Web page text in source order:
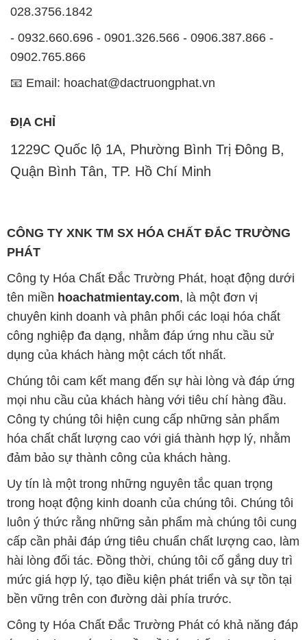
028.3756.1842
- 0932.660.696 - 0901.326.566 - 0906.387.866 -
0902.765.866
📧 Email: hoachat@dactruongphat.vn
ĐỊA CHỈ
1229C Quốc lộ 1A, Phường Bình Trị Đông B,
Quận Bình Tân, TP. Hồ Chí Minh
CÔNG TY XNK TM SX HÓA CHẤT ĐẮC TRƯỜNG
PHÁT
Công ty Hóa Chất Đắc Trường Phát, hoạt động dưới
tên miền hoachatmientay.com, là một đơn vị
chuyên kinh doanh và phân phối các loại hóa chất
công nghiệp đa dạng, nhằm đáp ứng nhu cầu sử
dụng của khách hàng một cách tốt nhất.
Chúng tôi cam kết mang đến sự hài lòng và đáp ứng
mọi nhu cầu của khách hàng với tiêu chí hàng đầu.
Công ty chúng tôi hiện cung cấp những sản phẩm
hóa chất chất lượng cao với giá thành hợp lý, nhằm
đảm bảo sự thành công của khách hàng.
Uy tín là một trong những nguyên tắc quan trọng
trong hoạt động kinh doanh của chúng tôi. Chúng tôi
luôn ý thức rằng những sản phẩm mà chúng tôi cung
cấp cần phải đáp ứng tiêu chuẩn chất lượng cao, làm
hài lòng đối tác. Đồng thời, chúng tôi cố gắng duy trì
mức giá hợp lý, tạo điều kiện phát triển và sự tồn tại
bền vững trên con đường dài phía trước.
Công ty Hóa Chất Đắc Trường Phát có khả năng đáp